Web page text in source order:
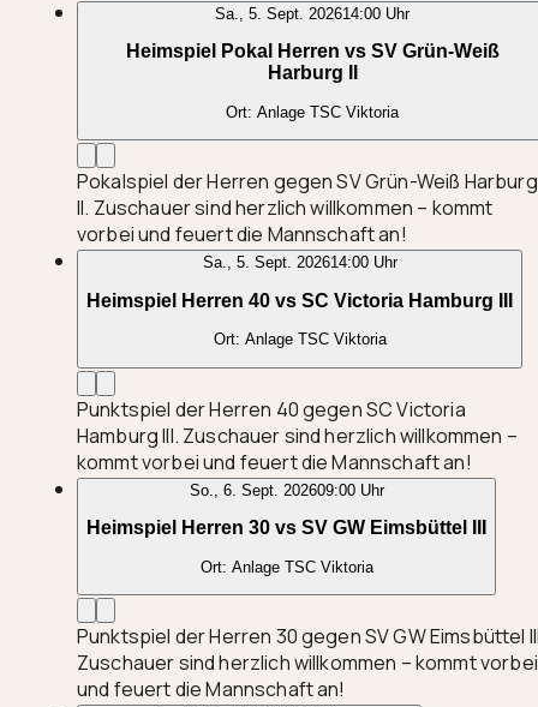
Sa., 5. Sept. 202614:00 Uhr
Heimspiel Pokal Herren vs SV Grün-Weiß
Harburg II
Ort: Anlage TSC Viktoria
Pokalspiel der Herren gegen SV Grün-Weiß Harburg
II. Zuschauer sind herzlich willkommen – kommt
vorbei und feuert die Mannschaft an!
Sa., 5. Sept. 202614:00 Uhr
Heimspiel Herren 40 vs SC Victoria Hamburg III
Ort: Anlage TSC Viktoria
Punktspiel der Herren 40 gegen SC Victoria
Hamburg III. Zuschauer sind herzlich willkommen –
kommt vorbei und feuert die Mannschaft an!
So., 6. Sept. 202609:00 Uhr
Heimspiel Herren 30 vs SV GW Eimsbüttel III
Ort: Anlage TSC Viktoria
Punktspiel der Herren 30 gegen SV GW Eimsbüttel
Zuschauer sind herzlich willkommen – kommt vorbei
und feuert die Mannschaft an!